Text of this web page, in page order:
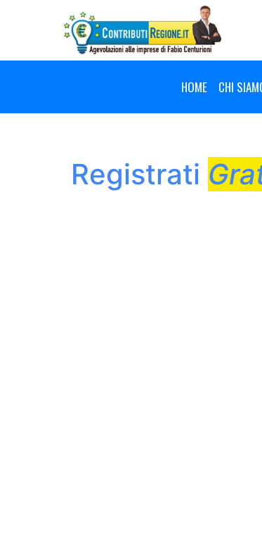
HOME CHI
Registrati